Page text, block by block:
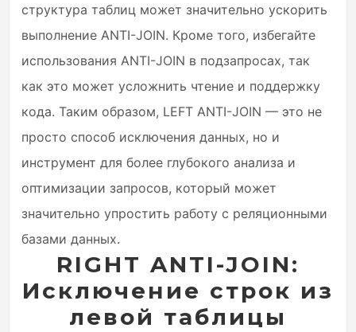
структура таблиц может значительно ускорить
выполнение ANTI-JOIN. Кроме того, избегайте
использования ANTI-JOIN в подзапросах, так
как это может усложнить чтение и поддержку
кода. Таким образом, LEFT ANTI-JOIN — это не
просто способ исключения данных, но и
инструмент для более глубокого анализа и
оптимизации запросов, который может
значительно упростить работу с реляционными
базами данных.
RIGHT ANTI-JOIN:
Исключение строк из
левой таблицы